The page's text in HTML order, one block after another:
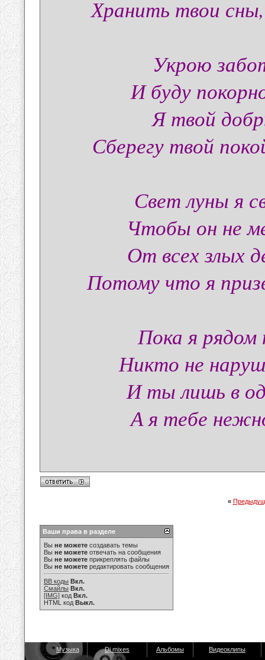
Хранить твои
Укрою
И буду
Я твой
Сберегу твой
Свет луны я
Чтобы он не
От всех злых
Потому что я
Пока я рядом
Никто не
И ты лишь в
А я тебе
«
Ваши права в разделе
Вы не можете создавать темы
Вы не можете отвечать на сообщения
Вы не можете прикреплять файлы
Вы не можете редактировать сообщения
BB коды Вкл.
Смайлы Вкл.
[IMG] код Вкл.
HTML код Выкл.
Музыка Dj mixes Альбомы Видеоклипы